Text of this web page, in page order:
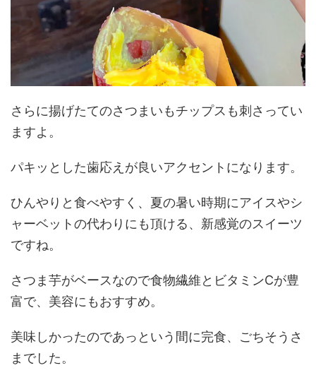
さらに揚げたてのさつまいもチップスも刺さってい
ますよ。
パキッとした歯応えが良いアクセントになります。
ひんやりと食べやすく、夏の暑い時期にアイスやシ
ャーベットの代わりにも頂ける、新感覚のスイーツ
ですね。
さつま芋がベースなので食物繊維とビタミンCが豊
富で、美容にもおすすめ。
美味しかったのであっという間に完食、ごちそうさ
までした。